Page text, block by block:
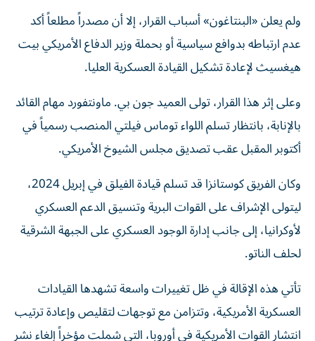
ولم يعلن «البنتاغون» أسباب القرار، إلا أن مصدراً مطلعاً أكد
عدم ارتباطه بدوافع سياسية أو بحملة وزير الدفاع الأمريكي بيت
هيغسيث لإعادة تشكيل القيادة العسكرية العليا.
وعلى إثر هذا القرار، تولى العميد جون بي. ماونتفورد مهام القائد
بالإنابة، بانتظار تسلم اللواء توماس فيلتي المنصب رسمياً في
أكتوبر المقبل عقب تصديق مجلس الشيوخ الأمريكي.
وكان الفريق كوستانزا قد تسلم قيادة الفيلق في إبريل 2024،
ليتولى الإشراف على القوات البرية وتنسيق الدعم العسكري
لأوكرانيا، إلى جانب إدارة الوجود العسكري على الجبهة الشرقية
لحلف الناتو.
تأتي هذه الإقالة في ظل تغييرات واسعة تشهدها القيادات
العسكرية الأمريكية، وتتزامن مع توجهات لتقليص وإعادة ترتيب
انتشار القوات الأمريكية في أوروبا، التي شملت مؤخراً إلغاء نشر